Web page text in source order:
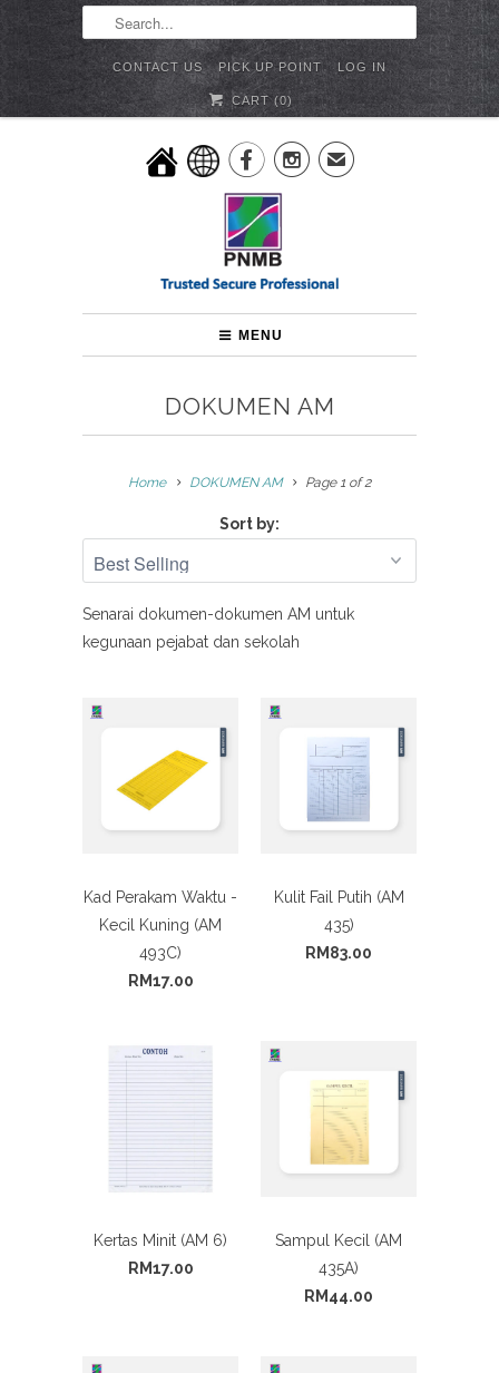
CONTACT US PICK UP POINT LOG IN
CART (0)
✉
MENU
DOKUMEN AM
Home DOKUMEN AM Page 1 of 2
Sort by:
Senarai dokumen-dokumen AM untuk
kegunaan pejabat dan sekolah
Kad Perakam Waktu -
Kecil Kuning (AM
493C)
RM17.00
Kulit Fail Putih (AM
435)
RM83.00
Kertas Minit (AM 6)
RM17.00
Sampul Kecil (AM
435A)
RM44.00